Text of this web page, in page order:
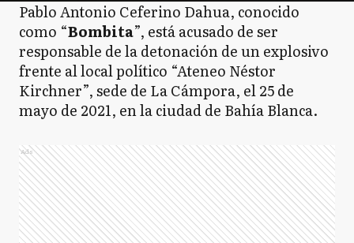
Pablo Antonio Ceferino Dahua, conocido
como “Bombita”, está acusado de ser
responsable de la detonación de un explosivo
frente al local político “Ateneo Néstor
Kirchner”, sede de La Cámpora, el 25 de
mayo de 2021, en la ciudad de Bahía Blanca.
Ads